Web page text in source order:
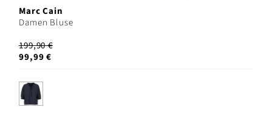
Marc Cain
Damen Bluse
199,90 €
99,99 €